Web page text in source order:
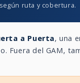
ruta y cobertura.
a Puerta, una
Fuera del GAM,